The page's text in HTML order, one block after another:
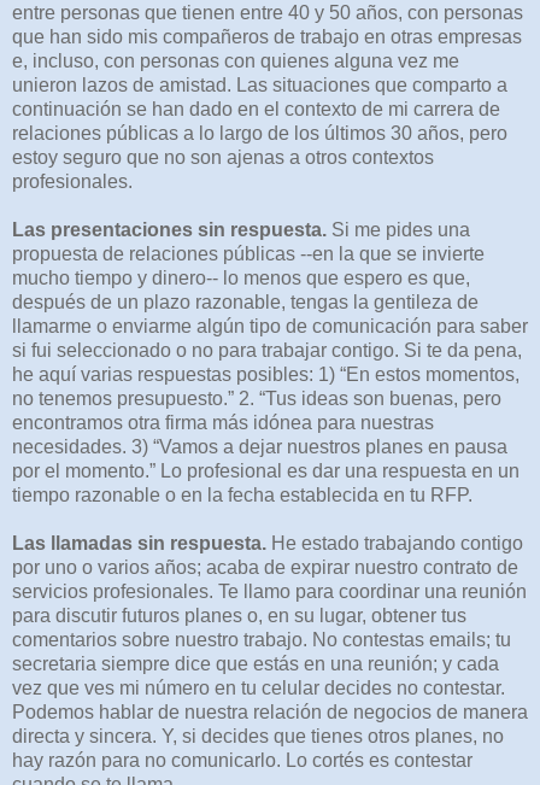
entre personas que tienen entre 40 y 50 años, con personas
que han sido mis compañeros de trabajo en otras empresas
e, incluso, con personas con quienes alguna vez me
unieron lazos de amistad. Las situaciones que comparto a
continuación se han dado en el contexto de mi carrera de
relaciones públicas a lo largo de los últimos 30 años, pero
estoy seguro que no son ajenas a otros contextos
profesionales.
Las presentaciones sin respuesta. Si me pides una
propuesta de relaciones públicas --en la que se invierte
mucho tiempo y dinero-- lo menos que espero es que,
después de un plazo razonable, tengas la gentileza de
llamarme o enviarme algún tipo de comunicación para saber
si fui seleccionado o no para trabajar contigo. Si te da pena,
he aquí varias respuestas posibles: 1) “En estos momentos,
no tenemos presupuesto.” 2. “Tus ideas son buenas, pero
encontramos otra firma más idónea para nuestras
necesidades. 3) “Vamos a dejar nuestros planes en pausa
por el momento.” Lo profesional es dar una respuesta en un
tiempo razonable o en la fecha establecida en tu RFP.
Las llamadas sin respuesta. He estado trabajando contigo
por uno o varios años; acaba de expirar nuestro contrato de
servicios profesionales. Te llamo para coordinar una reunión
para discutir futuros planes o, en su lugar, obtener tus
comentarios sobre nuestro trabajo. No contestas emails; tu
secretaria siempre dice que estás en una reunión; y cada
vez que ves mi número en tu celular decides no contestar.
Podemos hablar de nuestra relación de negocios de manera
directa y sincera. Y, si decides que tienes otros planes, no
hay razón para no comunicarlo. Lo cortés es contestar